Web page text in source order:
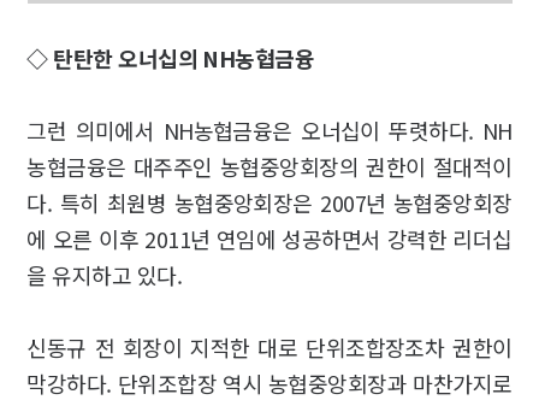
◇ 탄탄한 오너십의 NH농협금융
그런 의미에서 NH농협금융은 오너십이 뚜렷하다. NH
농협금융은 대주주인 농협중앙회장의 권한이 절대적이
다. 특히 최원병 농협중앙회장은 2007년 농협중앙회장
에 오른 이후 2011년 연임에 성공하면서 강력한 리더십
을 유지하고 있다.
신동규 전 회장이 지적한 대로 단위조합장조차 권한이
막강하다. 단위조합장 역시 농협중앙회장과 마찬가지로